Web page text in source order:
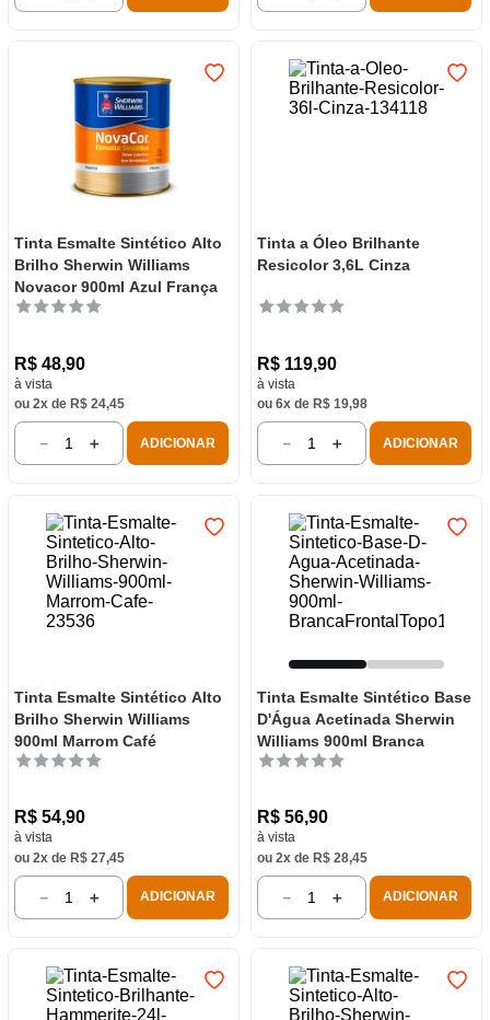
Tinta Esmalte Sintético Alto
Brilho Sherwin Williams
Novacor 900ml Azul França
R$ 48,90
à vista
ou 2x de R$ 24,45
＋
－ ADICIONAR
Tinta a Óleo Brilhante
Resicolor 3,6L Cinza
R$ 119,90
à vista
ou 6x de R$ 19,98
＋
－ ADICIONAR
Tinta Esmalte Sintético Alto
Brilho Sherwin Williams
900ml Marrom Café
R$ 54,90
à vista
ou 2x de R$ 27,45
＋
－ ADICIONAR
Tinta Esmalte Sintético Base
D'Água Acetinada Sherwin
Williams 900ml Branca
R$ 56,90
à vista
ou 2x de R$ 28,45
＋
－ ADICIONAR